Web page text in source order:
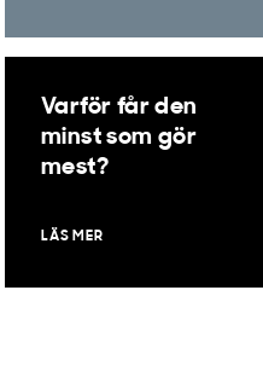
Varför får den
minst som gör
mest?
LÄS MER